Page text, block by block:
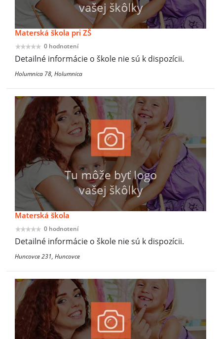
Materská škola pri ZŠ
0 hodnotení
Detailné informácie o škole nie sú k dispozícii.
Holumnica 78, Holumnica
Materská škola
0 hodnotení
Detailné informácie o škole nie sú k dispozícii.
Huncovce 231, Huncovce